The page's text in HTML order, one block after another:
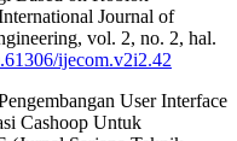
Journal of
vol. 2, no. 2, hal.
ijecom.v2i2.42
User Interface
Cashoop Untuk